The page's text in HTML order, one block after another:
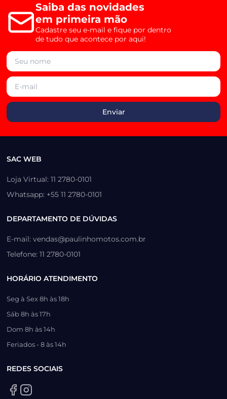
Saiba das novidades
em primeira mão
Cadastre seu e-mail e fique por dentro
de tudo que acontece por aqui!
SAC WEB
Loja Virtual: 11 2780-0101
Whatsapp: +55 11 2780-0101
DEPARTAMENTO DE DÚVIDAS
E-mail: vendas@paulinhomotos.com.br
Telefone: 11 2780-0101
HORÁRIO ATENDIMENTO
Seg à Sex 8h às 18h
Sáb 8h às 17h
Dom 8h às 14h
Feriados - 8 às 14h
REDES SOCIAIS